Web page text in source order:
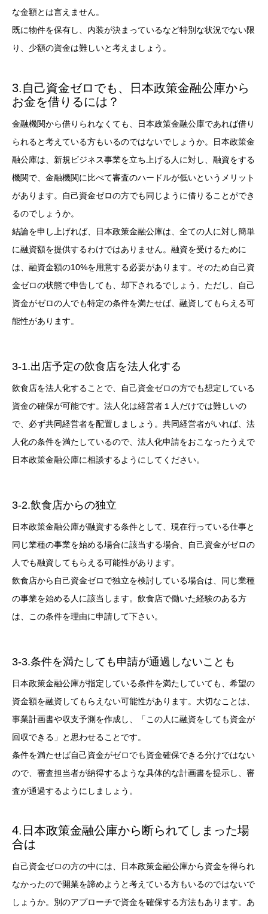
な金額とは言えません。
既に物件を保有し、内装が決まっているなど特別な状況でない限
り、少額の資金は難しいと考えましょう。
3.自己資金ゼロでも、日本政策金融公庫から
お金を借りるには？
金融機関から借りられなくても、日本政策金融公庫であれば借り
られると考えている方もいるのではないでしょうか。日本政策金
融公庫は、新規ビジネス事業を立ち上げる人に対し、融資をする
機関で、金融機関に比べて審査のハードルが低いというメリット
があります。自己資金ゼロの方でも同じように借りることができ
るのでしょうか。
結論を申し上げれば、日本政策金融公庫は、全ての人に対し簡単
に融資額を提供するわけではありません。融資を受けるために
は、融資金額の10%を用意する必要があります。そのため自己資
金ゼロの状態で申告しても、却下されるでしょう。ただし、自己
資金がゼロの人でも特定の条件を満たせば、融資してもらえる可
能性があります。
3-1.出店予定の飲食店を法人化する
飲食店を法人化することで、自己資金ゼロの方でも想定している
資金の確保が可能です。法人化は経営者１人だけでは難しいの
で、必ず共同経営者を配置しましょう。共同経営者がいれば、法
人化の条件を満たしているので、法人化申請をおこなったうえで
日本政策金融公庫に相談するようにしてください。
3-2.飲食店からの独立
日本政策金融公庫が融資する条件として、現在行っている仕事と
同じ業種の事業を始める場合に該当する場合、自己資金がゼロの
人でも融資してもらえる可能性があります。
飲食店から自己資金ゼロで独立を検討している場合は、同じ業種
の事業を始める人に該当します。飲食店で働いた経験のある方
は、この条件を理由に申請して下さい。
3-3.条件を満たしても申請が通過しないことも
日本政策金融公庫が指定している条件を満たしていても、希望の
資金額を融資してもらえない可能性があります。大切なことは、
事業計画書や収支予測を作成し、「この人に融資をしても資金が
回収できる」と思わせることです。
条件を満たせば自己資金がゼロでも資金確保できる分けではない
ので、審査担当者が納得するような具体的な計画書を提示し、審
査が通過するようにしましょう。
4.日本政策金融公庫から断られてしまった場
合は
自己資金ゼロの方の中には、日本政策金融公庫から資金を得られ
なかったので開業を諦めようと考えている方もいるのではないで
しょうか。別のアプローチで資金を確保する方法もあります。あ